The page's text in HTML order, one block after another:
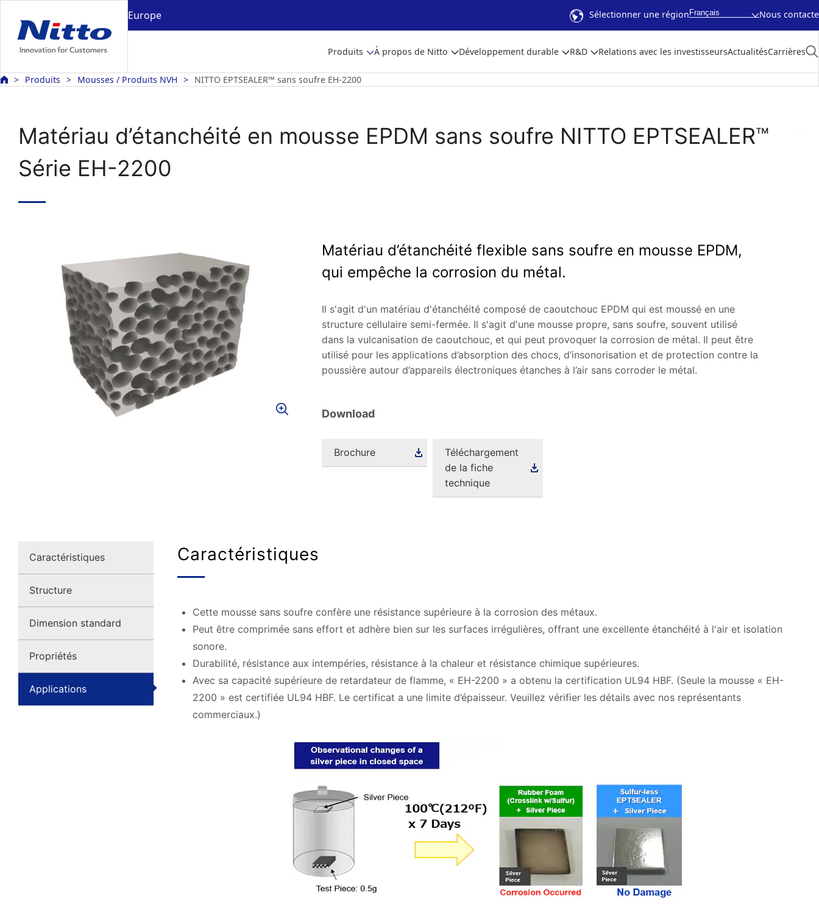
Europe Sélectionner une région Français Nous contacte
Produits À propos de Nitto Développement durable R&D Relations avec les investisseursActualitésCarrières
Produits Mousses / Produits NVH NITTO EPTSEALER™ sans soufre EH-2200
Matériau d’étanchéité en mousse EPDM sans soufre NITTO EPTSEALER™
Série EH-2200
Matériau d’étanchéité flexible sans soufre en mousse EPDM,
qui empêche la corrosion du métal.
Il s'agit d'un matériau d'étanchéité composé de caoutchouc EPDM qui est moussé en une
structure cellulaire semi-fermée. Il s'agit d'une mousse propre, sans soufre, souvent utilisé
dans la vulcanisation de caoutchouc, et qui peut provoquer la corrosion de métal. Il peut être
utilisé pour les applications d’absorption des chocs, d’insonorisation et de protection contre la
poussière autour d’appareils électroniques étanches à l’air sans corroder le métal.
Download
Brochure
Téléchargement
de la fiche
technique
Caractéristiques
Structure
Dimension standard
Propriétés
Applications
Caractéristiques
Cette mousse sans soufre confère une résistance supérieure à la corrosion des métaux.
Peut être comprimée sans effort et adhère bien sur les surfaces irrégulières, offrant une excellente étanchéité à l'air et isolation
sonore.
Durabilité, résistance aux intempéries, résistance à la chaleur et résistance chimique supérieures.
Avec sa capacité supérieure de retardateur de flamme, « EH-2200 » a obtenu la certification UL94 HBF. (Seule la mousse « EH-
2200 » est certifiée UL94 HBF. Le certificat a une limite d’épaisseur. Veuillez vérifier les détails avec nos représentants
commerciaux.)